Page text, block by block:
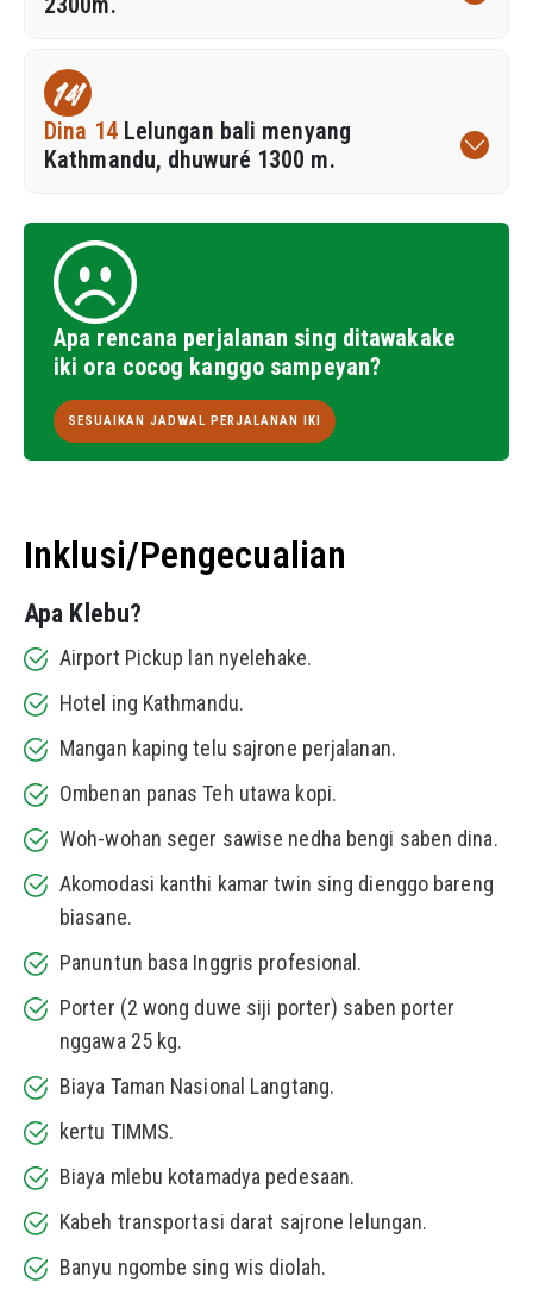
14
Dina 14 Lelungan bali menyang
Kathmandu, dhuwuré 1300 m.
Apa rencana perjalanan sing ditawakake
iki ora cocog kanggo sampeyan?
SESUAIKAN JADWAL PERJALANAN IKI
Inklusi/Pengecualian
Apa Klebu?
Airport Pickup lan nyelehake.
Hotel ing Kathmandu.
Mangan kaping telu sajrone perjalanan.
Ombenan panas Teh utawa kopi.
Woh-wohan seger sawise nedha bengi saben dina.
Akomodasi kanthi kamar twin sing dienggo bareng
biasane.
Panuntun basa Inggris profesional.
Porter (2 wong duwe siji porter) saben porter
nggawa 25 kg.
Biaya Taman Nasional Langtang.
kertu TIMMS.
Biaya mlebu kotamadya pedesaan.
Kabeh transportasi darat sajrone lelungan.
Banyu ngombe sing wis diolah.